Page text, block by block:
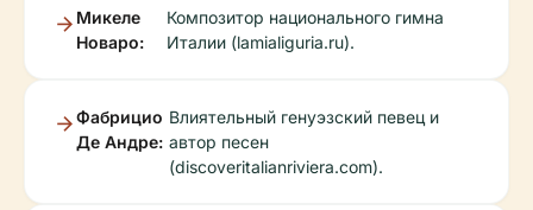
Микеле
Новаро:
Композитор национального гимна
Италии (lamialiguria.ru).
Фабрицио
Де Андре:
Влиятельный генуэзский певец и
автор песен
(discoveritalianriviera.com).